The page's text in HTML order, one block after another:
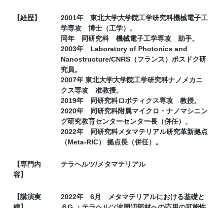
【経歴】
2001年 東北大学大学院工学研究科機械電子工
学専攻 博士（工学）。
同年 同研究科 機械電子工学専攻 助手。
2003年 Laboratory of Photonics and
Nanostructure/CNRS（フランス）ポスドク研
究員。
2007年 東北大学大学院工学研究科ナノメカニ
クス専攻 准教授。
2019年 同研究科ロボティクス専攻 教授。
2020年 同研究科附属マイクロ・ナノマシニン
グ研究教育センターセンター長（併任）。
2022年 同研究科メタマテリアル研究革新拠点
（Meta-RIC） 拠点長（併任）。
【専門内
容】
テラヘルツ/メタマテリアル
【講演実
2022年 6月 メタマテリアルにおける基礎と